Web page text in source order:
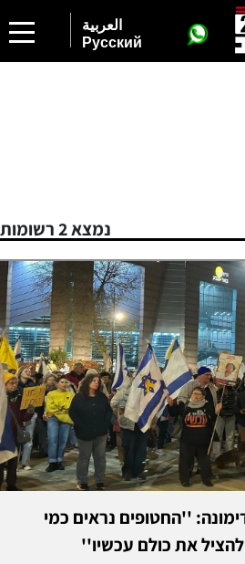
العربية
Русский
נמצא 2 רשומות
''החטופים נראים כמי
את כולם עכשיו''